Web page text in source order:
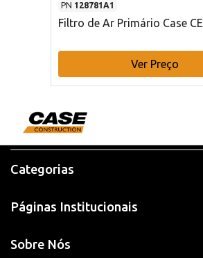
PN 128781A1
Filtro de Ar Primário Case CE
Ver Preço
Categorias
Páginas Institucionais
Sobre Nós